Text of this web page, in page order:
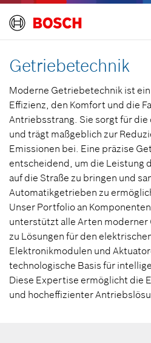
Getriebetechnik
Moderne Getriebetechnik ist
Effizienz, den Komfort und die
Antriebsstrang. Sie sorgt für
und trägt maßgeblich zur
Emissionen bei. Eine präzise
entscheidend, um die Leistung
auf die Straße zu bringen und
Automatikgetrieben zu
Unser Portfolio an
unterstützt alle Arten moderner
zu Lösungen für den
Elektronikmodulen und
technologische Basis für
Diese Expertise ermöglicht die
und hocheffizienter